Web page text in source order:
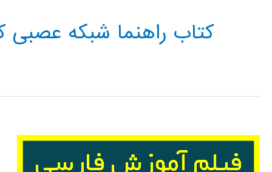
کتاب راهنما شبکه عصبی